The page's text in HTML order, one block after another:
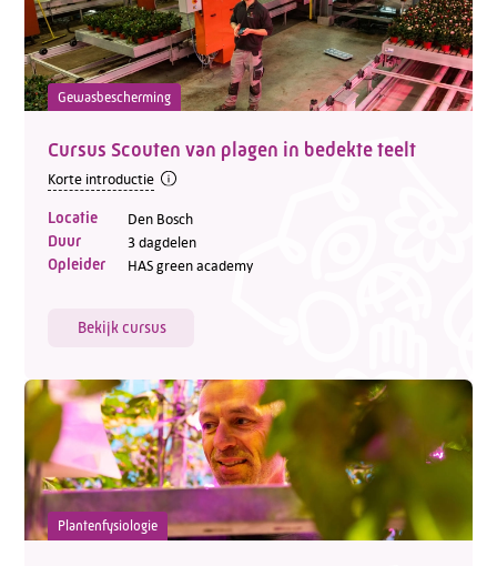
Telefoon:
E-mail:
Gewasbescherming
Cursus Scouten van plagen in bedekte teelt
Korte introductie
Locatie Den Bosch
Duur 3 dagdelen
Opleider HAS green academy
Bekijk cursus
Plantenfysiologie